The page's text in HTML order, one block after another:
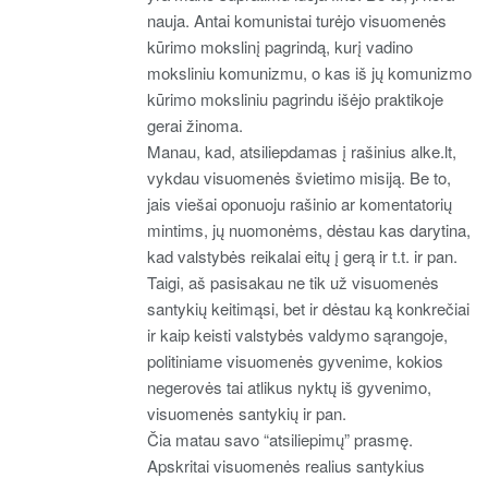
nauja. Antai komunistai turėjo visuomenės
kūrimo mokslinį pagrindą, kurį vadino
moksliniu komunizmu, o kas iš jų komunizmo
kūrimo moksliniu pagrindu išėjo praktikoje
gerai žinoma.
Manau, kad, atsiliepdamas į rašinius alke.lt,
vykdau visuomenės švietimo misiją. Be to,
jais viešai oponuoju rašinio ar komentatorių
mintims, jų nuomonėms, dėstau kas darytina,
kad valstybės reikalai eitų į gerą ir t.t. ir pan.
Taigi, aš pasisakau ne tik už visuomenės
santykių keitimąsi, bet ir dėstau ką konkrečiai
ir kaip keisti valstybės valdymo sąrangoje,
politiniame visuomenės gyvenime, kokios
negerovės tai atlikus nyktų iš gyvenimo,
visuomenės santykių ir pan.
Čia matau savo “atsiliepimų” prasmę.
Apskritai visuomenės realius santykius